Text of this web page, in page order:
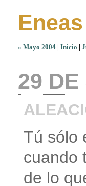
« Mayo 2004 | Inicio |
29 DE
Tú sólo
cuando
de lo